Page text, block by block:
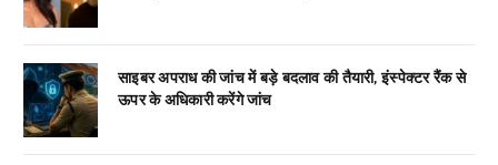
साइबर अपराध की जांच में बड़े बदलाव की तैयारी, इंस्पेक्टर रैंक से
ऊपर के अधिकारी करेंगे जांच